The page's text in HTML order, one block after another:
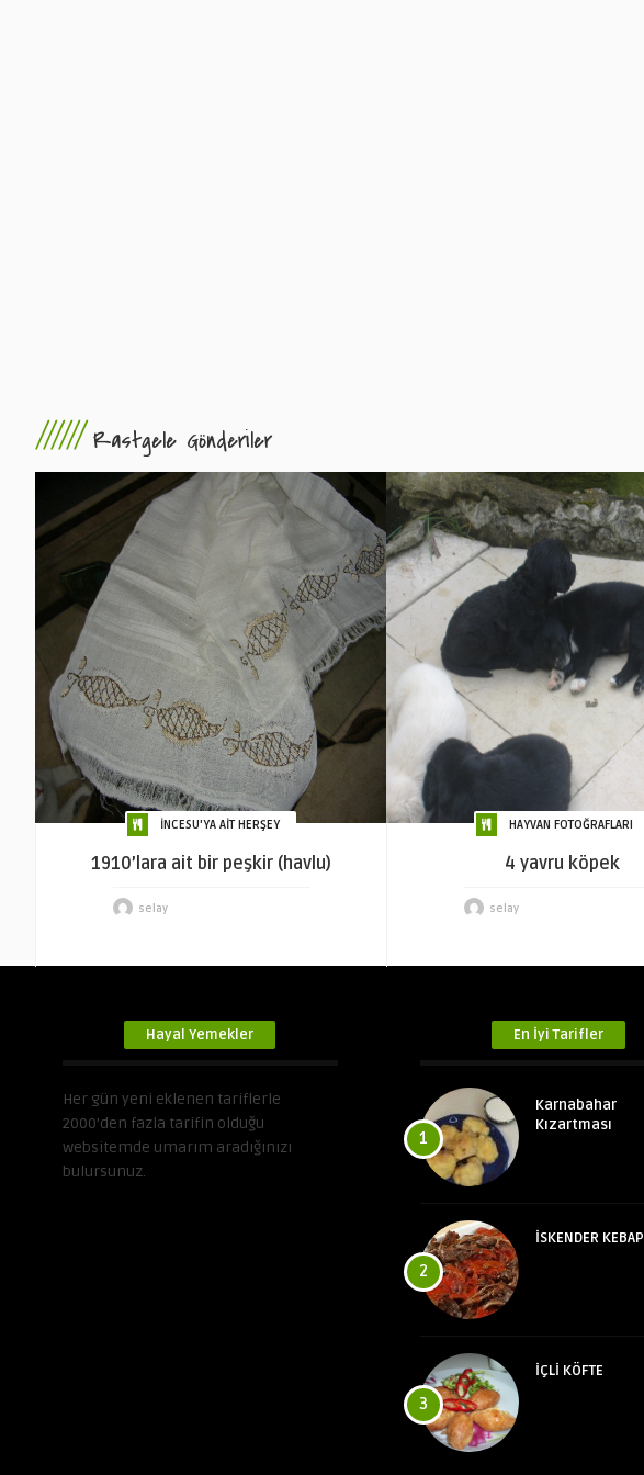
////// Rastgele Gönderiler
İNCESU'YA AİT HERŞEY
1910’lara ait bir peşkir (havlu)
selay
HAYVAN FOTOĞRAFLARI
4 yavru köpek
selay
Hayal Yemekler
Her gün yeni eklenen tariflerle
2000’den fazla tarifin olduğu
websitemde umarım aradığınızı
bulursunuz.
En İyi Tarifler
1
Karnabahar
Kızartması
2
İSKENDER KEBAP
3
İÇLİ KÖFTE